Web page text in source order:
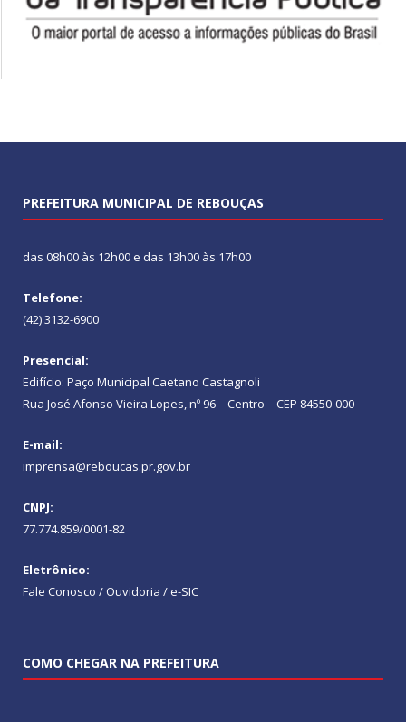
PREFEITURA MUNICIPAL DE REBOUÇAS
das 08h00 às 12h00 e das 13h00 às 17h00
Telefone:
(42) 3132-6900
Presencial:
Edifício: Paço Municipal Caetano Castagnoli
Rua José Afonso Vieira Lopes, nº 96 – Centro – CEP 84550-000
E-mail:
imprensa@reboucas.pr.gov.br
CNPJ:
77.774.859/0001-82
Eletrônico:
Fale Conosco / Ouvidoria / e-SIC
COMO CHEGAR NA PREFEITURA